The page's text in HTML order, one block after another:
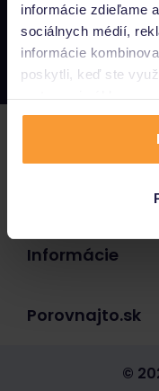
informácie zdieľame
sociálnych médií,
informácie
poskytli, keď ste
na to svoj súhlas.
Napíšte nám
Zavolajte nám
0800 400 300
Informácie
Porovnajto.sk
©